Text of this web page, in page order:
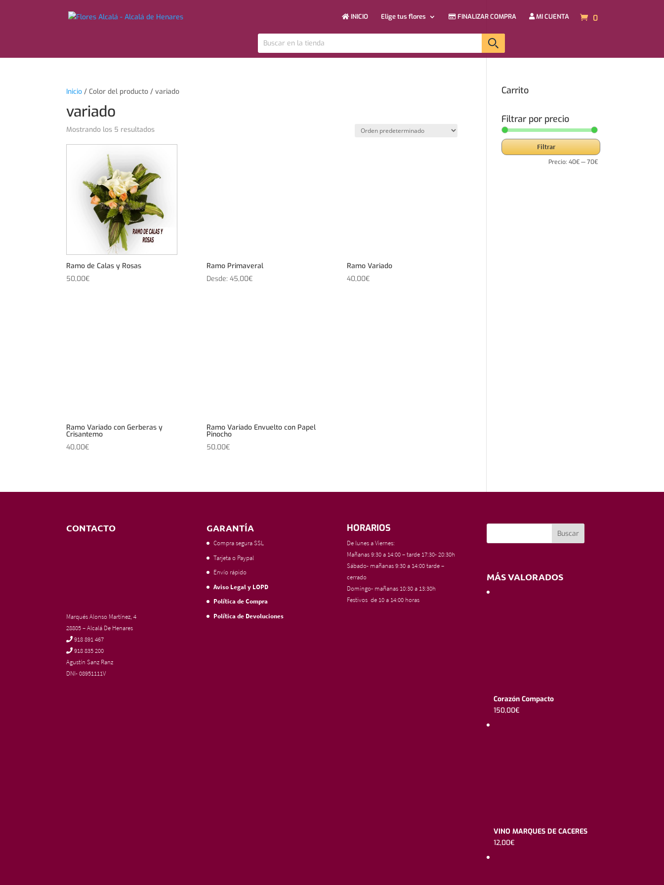
INICIO Elige tus flores FINALIZAR COMPRA MI CUENTA 0
Inicio / Color del producto / variado
variado
Mostrando los 5 resultados
Ramo de Calas y Rosas
50,00€
Ramo Primaveral
Desde: 45,00€
Ramo Variado
40,00€
Ramo Variado con Gerberas y
Crisantemo
40,00€
Ramo Variado Envuelto con Papel
Pinocho
50,00€
Carrito
Filtrar por precio
Precio
mínimo
Precio
máximo
Filtrar
Precio: 40€—70€
CONTACTO
Marqués Alonso Martínez, 4
28805 – Alcalá De Henares
918 891 467
918 835 200
Agustín Sanz Ranz
DNI- 08951111V
GARANTÍA
Compra segura SSL
Tarjeta o Paypal
Envío rápido
Aviso Legal y LOPD
Política de Compra
Política de Devoluciones
HORARIOS
De lunes a Viernes:
Mañanas 9:30 a 14:00 – tarde 17:30- 20:30h
Sábado- mañanas 9:30 a 14:00 tarde –
cerrado
Domingo- mañanas 10:30 a 13:30h
Festivos de 10 a 14:00 horas
MÁS VALORADOS
Corazón Compacto
150,00€
VINO MARQUES DE CACERES
12,00€